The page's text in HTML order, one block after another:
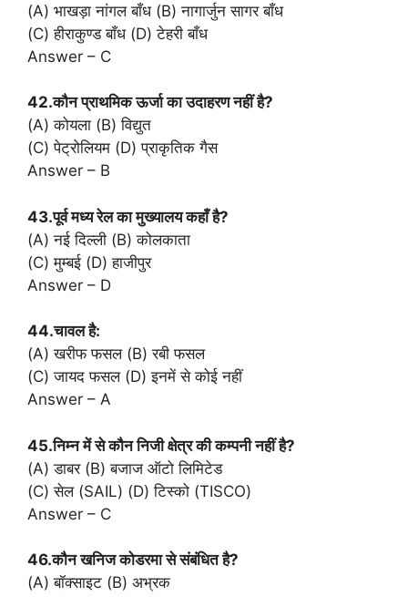
(A) भाखड़ा नांगल बाँध (B) नागार्जुन सागर बाँध
(C) हीराकुण्ड बाँध (D) टेहरी बाँध
Answer – C
42.कौन प्राथमिक ऊर्जा का उदाहरण नहीं है?
(A) कोयला (B) विद्युत
(C) पेट्रोलियम (D) प्राकृतिक गैस
Answer – B
43.पूर्व मध्य रेल का मुख्यालय कहाँ है?
(A) नई दिल्ली (B) कोलकाता
(C) मुम्बई (D) हाजीपुर
Answer – D
44.चावल है:
(A) खरीफ फसल (B) रबी फसल
(C) जायद फसल (D) इनमें से कोई नहीं
Answer – A
45.निम्न में से कौन निजी क्षेत्र की कम्पनी नहीं है?
(A) डाबर (B) बजाज ऑटो लिमिटेड
(C) सेल (SAIL) (D) टिस्को (TISCO)
Answer – C
46.कौन खनिज कोडरमा से संबंधित है?
(A) बॉक्साइट (B) अभ्रक